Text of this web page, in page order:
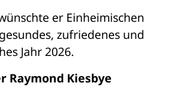
er Einheimischen
zufriedenes und
Jahr 2026.
Raymond Kiesbye